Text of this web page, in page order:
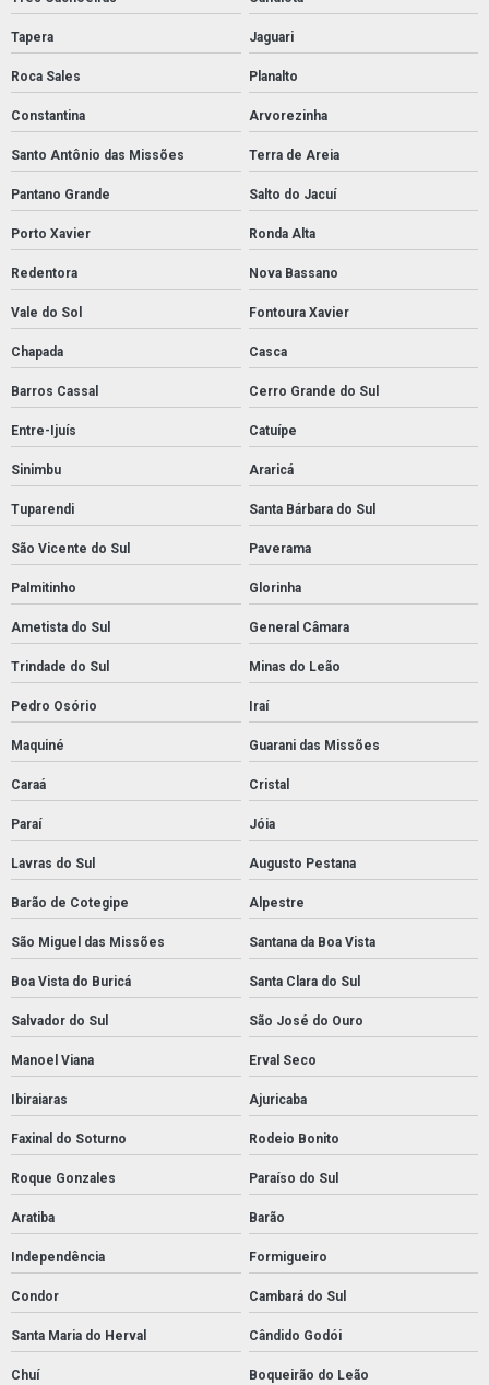
Tapera Jaguari
Roca Sales Planalto
Constantina Arvorezinha
Santo Antônio das Missões Terra de Areia
Pantano Grande Salto do Jacuí
Porto Xavier Ronda Alta
Redentora Nova Bassano
Vale do Sol Fontoura Xavier
Chapada Casca
Barros Cassal Cerro Grande do Sul
Entre-Ijuís Catuípe
Sinimbu Araricá
Tuparendi Santa Bárbara do Sul
São Vicente do Sul Paverama
Palmitinho Glorinha
Ametista do Sul General Câmara
Trindade do Sul Minas do Leão
Pedro Osório Iraí
Maquiné Guarani das Missões
Caraá Cristal
Paraí Jóia
Lavras do Sul Augusto Pestana
Barão de Cotegipe Alpestre
São Miguel das Missões Santana da Boa Vista
Boa Vista do Buricá Santa Clara do Sul
Salvador do Sul São José do Ouro
Manoel Viana Erval Seco
Ibiraiaras Ajuricaba
Faxinal do Soturno Rodeio Bonito
Roque Gonzales Paraíso do Sul
Aratiba Barão
Independência Formigueiro
Condor Cambará do Sul
Santa Maria do Herval Cândido Godói
Chuí Boqueirão do Leão